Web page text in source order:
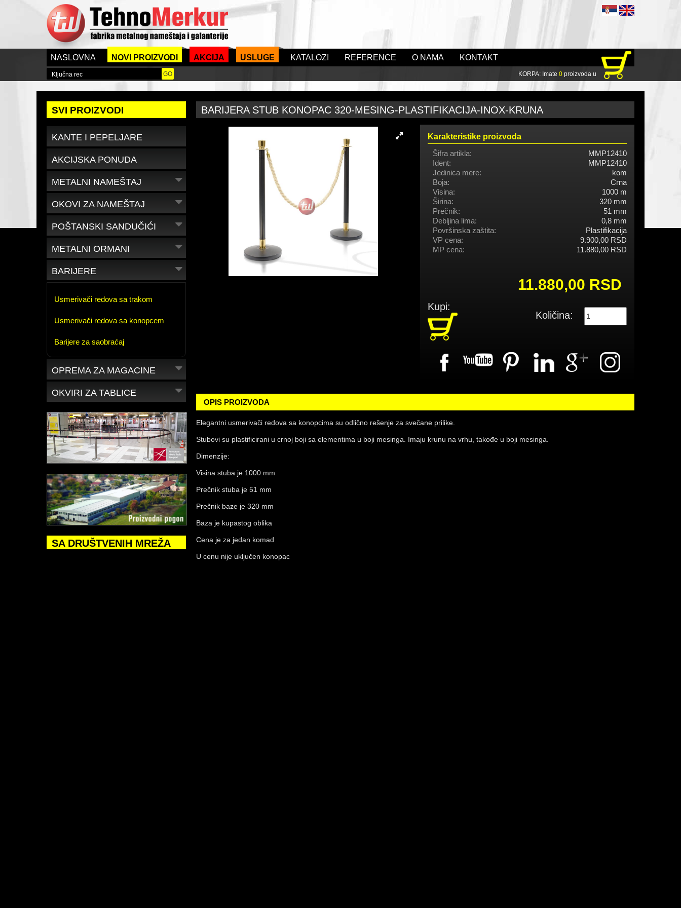
NASLOVNA NOVI PROIZVODI AKCIJA USLUGE KATALOZI REFERENCE O NAMA KONTAKT
KORPA: Imate 0 proizvoda u
SVI PROIZVODI
KANTE I PEPELJARE
AKCIJSKA PONUDA
METALNI NAMEŠTAJ
OKOVI ZA NAMEŠTAJ
POŠTANSKI SANDUČIĆI
METALNI ORMANI
BARIJERE
Usmerivači redova sa trakom
Usmerivači redova sa konopcem
Barijere za saobraćaj
OPREMA ZA MAGACINE
OKVIRI ZA TABLICE
SA DRUŠTVENIH MREŽA
BARIJERA STUB KONOPAC 320-MESING-PLASTIFIKACIJA-INOX-KRUNA
Karakteristike proizvoda
Šifra artikla:
MMP12410
Ident:
MMP12410
Jedinica mere:
kom
Boja:
Crna
Visina:
1000 m
Širina:
320 mm
Prečnik:
51 mm
Debljina lima:
0,8 mm
Površinska zaštita:
Plastifikacija
VP cena:
9.900,00 RSD
MP cena:
11.880,00 RSD
11.880,00 RSD
Kupi:
Količina:
OPIS PROIZVODA
Elegantni usmerivači redova sa konopcima su odlično rešenje za svečane prilike.
Stubovi su plastificirani u crnoj boji sa elementima u boji mesinga. Imaju krunu na vrhu, takođe u boji mesinga.
Dimenzije:
Visina stuba je 1000 mm
Prečnik stuba je 51 mm
Prečnik baze je 320 mm
Baza je kupastog oblika
Cena je za jedan komad
U cenu nije uključen konopac